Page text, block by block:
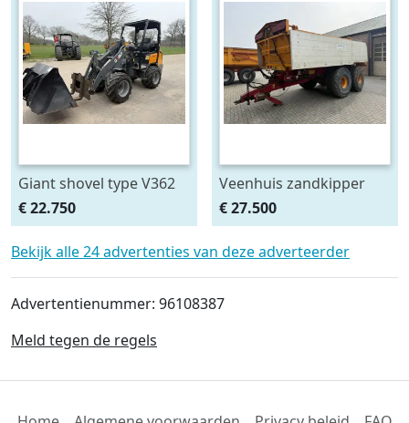
Giant shovel type V362
€ 22.750
Veenhuis zandkipper
JVZK 22000
€ 27.500
Bekijk alle 24 advertenties van deze adverteerder
Advertentienummer: 96108387
Meld tegen de regels